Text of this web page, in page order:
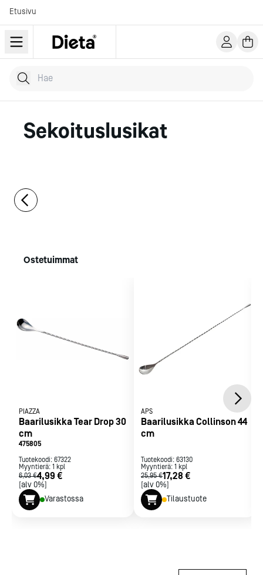
Etusivu
Hae tuotteita
Kirjoita hakusana...
Sekoituslusikat
Ostetuimmat
PIAZZA
Baarilusikka Tear Drop 30
cm
475805
Tuotekoodi: 67322
Myyntierä: 1 kpl
6,03 €4,99 €
[alv 0%]
Varastossa
APS
Baarilusikka Collinson 44
cm
Tuotekoodi: 63130
Myyntierä: 1 kpl
25,95 €17,28 €
[alv 0%]
Tilaustuote